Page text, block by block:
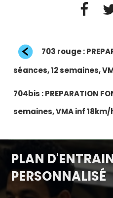
Navigation
de
l’article
Article
précédent
703 rouge :
séances, 12 semaines,
Article
suivant
704bis : PREPARATION
semaines, VMA inf 18km/
PLAN
PERSONNALISÉ